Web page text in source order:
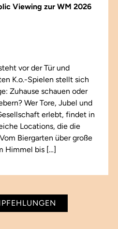
Viewing zur WM 2026
vor der Tür und
K.o.-Spielen stellt sich
Zuhause schauen oder
Wer Tore, Jubel und
erlebt, findet in
Locations, die die
Biergarten über große
Himmel bis […]